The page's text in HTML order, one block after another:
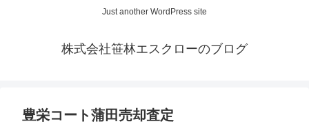
Just another WordPress site
株式会社笹林エスクローのブログ
豊栄コート蒲田売却査定